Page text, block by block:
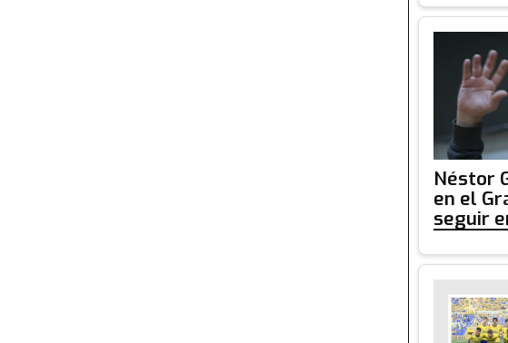
Néstor
en el
seguir